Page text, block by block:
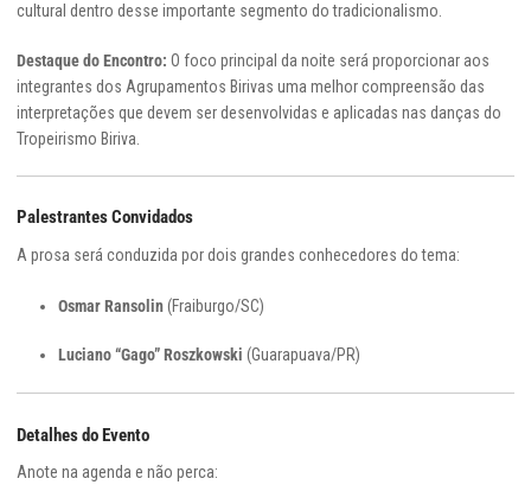
cultural dentro desse importante segmento do tradicionalismo.
Destaque do Encontro: O foco principal da noite será proporcionar aos
integrantes dos Agrupamentos Birivas uma melhor compreensão das
interpretações que devem ser desenvolvidas e aplicadas nas danças do
Tropeirismo Biriva.
Palestrantes Convidados
A prosa será conduzida por dois grandes conhecedores do tema:
Osmar Ransolin(Fraiburgo/SC)
Luciano “Gago” Roszkowski (Guarapuava/PR)
Detalhes do Evento
Anote na agenda e não perca: